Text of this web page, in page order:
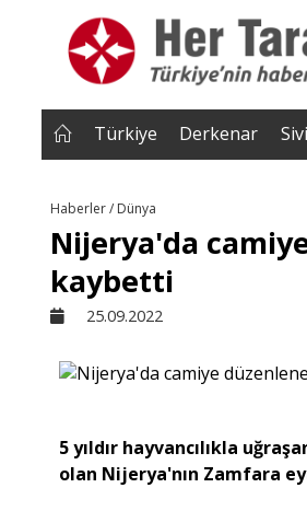
• Türkiye, Pakistan ve
Türkiye Derkenar
Haberler / Dünya
Nijerya'da
kaybetti
25.09.2022
5 yıldır hayvancılıkla
olan Nijerya'nın Zamfara